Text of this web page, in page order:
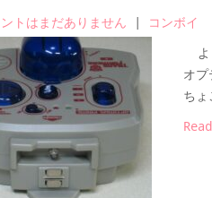
トはまだありません コンボイ
よ
オ
ち